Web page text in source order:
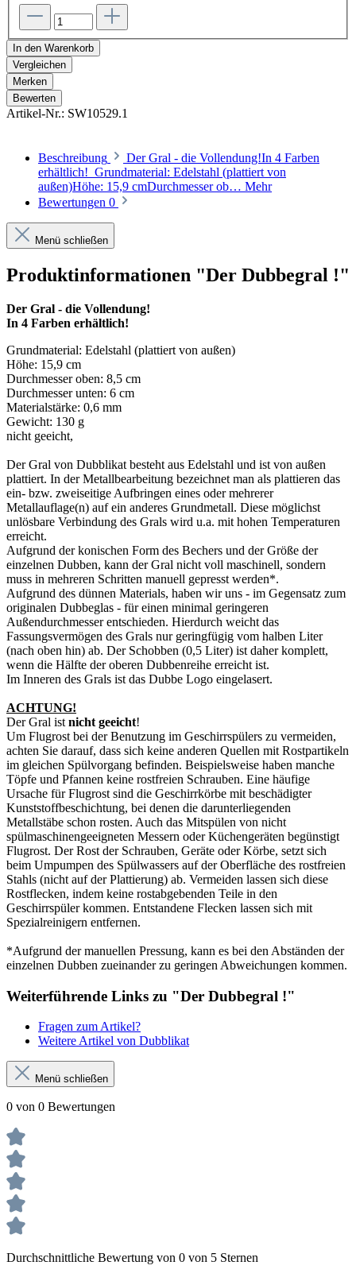
In den Warenkorb
Vergleichen
Merken
Bewerten
Artikel-Nr.: SW10529.1
Beschreibung
Der Gral - die Vollendung!In 4 Farben
erhältlich! Grundmaterial: Edelstahl (plattiert von
außen)Höhe: 15,9 cmDurchmesser ob… Mehr
Bewertungen 0
Menü schließen
Produktinformationen "Der Dubbegral !"
Der Gral - die Vollendung!
In 4 Farben erhältlich!
Grundmaterial: Edelstahl (plattiert von außen)
Höhe: 15,9 cm
Durchmesser oben: 8,5 cm
Durchmesser unten: 6 cm
Materialstärke: 0,6 mm
Gewicht: 130 g
nicht geeicht,
Der Gral von Dubblikat besteht aus Edelstahl und ist von außen
plattiert. In der Metallbearbeitung bezeichnet man als plattieren das
ein- bzw. zweiseitige Aufbringen eines oder mehrerer
Metallauflage(n) auf ein anderes Grundmetall. Diese möglichst
unlösbare Verbindung des Grals wird u.a. mit hohen Temperaturen
erreicht.
Aufgrund der konischen Form des Bechers und der Größe der
einzelnen Dubben, kann der Gral nicht voll maschinell, sondern
muss in mehreren Schritten manuell gepresst werden*.
Aufgrund des dünnen Materials, haben wir uns - im Gegensatz zum
originalen Dubbeglas - für einen minimal geringeren
Außendurchmesser entschieden. Hierdurch weicht das
Fassungsvermögen des Grals nur geringfügig vom halben Liter
(nach oben hin) ab. Der Schobben (0,5 Liter) ist daher komplett,
wenn die Hälfte der oberen Dubbenreihe erreicht ist.
Im Inneren des Grals ist das Dubbe Logo eingelasert.
ACHTUNG!
Der Gral ist nicht geeicht!
Um Flugrost bei der Benutzung im Geschirrspülers zu vermeiden,
achten Sie darauf, dass sich keine anderen Quellen mit Rostpartikeln
im gleichen Spülvorgang befinden. Beispielsweise haben manche
Töpfe und Pfannen keine rostfreien Schrauben. Eine häufige
Ursache für Flugrost sind die Geschirrkörbe mit beschädigter
Kunststoffbeschichtung, bei denen die darunterliegenden
Metallstäbe schon rosten. Auch das Mitspülen von nicht
spülmaschinengeeigneten Messern oder Küchengeräten begünstigt
Flugrost. Der Rost der Schrauben, Geräte oder Körbe, setzt sich
beim Umpumpen des Spülwassers auf der Oberfläche des rostfreien
Stahls (nicht auf der Plattierung) ab. Vermeiden lassen sich diese
Rostflecken, indem keine rostabgebenden Teile in den
Geschirrspüler kommen. Entstandene Flecken lassen sich mit
Spezialreinigern entfernen.
*Aufgrund der manuellen Pressung, kann es bei den Abständen der
einzelnen Dubben zueinander zu geringen Abweichungen kommen.
Weiterführende Links zu "Der Dubbegral !"
Fragen zum Artikel?
Weitere Artikel von Dubblikat
Menü schließen
0 von 0 Bewertungen
Durchschnittliche Bewertung von 0 von 5 Sternen